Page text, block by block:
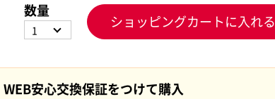
数量
1 ショッピングカートに入れる
WEB安心交換保証をつけて購入